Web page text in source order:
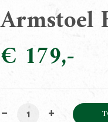
Armstoel
€ 179
Armstoel Bram Dark